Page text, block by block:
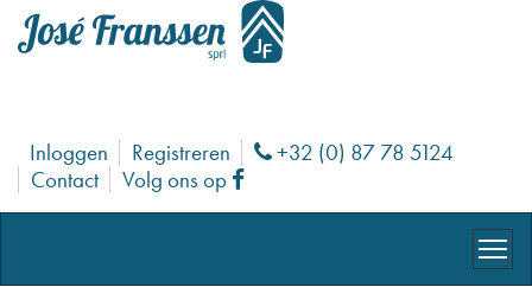
Inloggen Registreren Phone
+32 (0) 87 78 5124
Contact
Volg ons op Facebook